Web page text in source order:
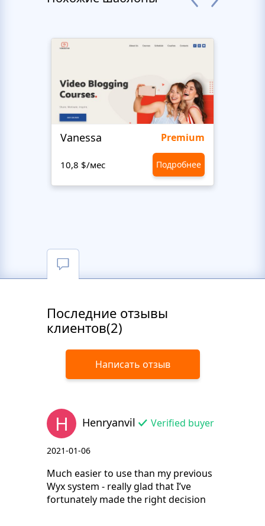
Vanessa Premium
10,8 $/мес Подробнее
Последние отзывы
клиентов(2)
Написать отзыв
H Henryanvil Verified buyer
2021-01-06
Much easier to use than my previous
Wyx system - really glad that I’ve
fortunately made the right decision